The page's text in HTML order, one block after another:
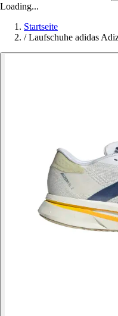
Loading...
Startseite
/ Laufschuhe adidas